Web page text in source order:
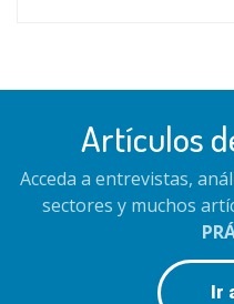
Artículos
Acceda a entrevistas,
sectores y muchos
Ir